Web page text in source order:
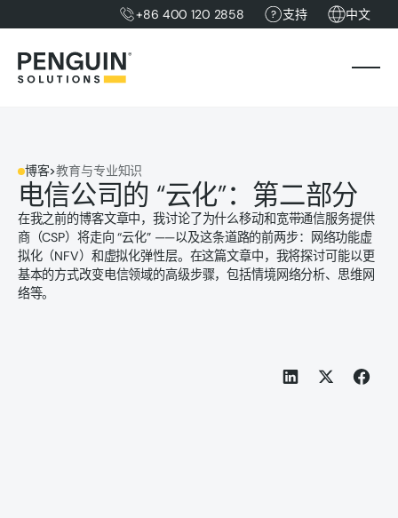
+86 400 120 2858 支持 中文
博客>教育与专业知识
电信公司的 “云化”：第二部分
在我之前的博客文章中，我讨论了为什么移动和宽带通信服务提供
商（CSP）将走向 “云化” ——以及这条道路的前两步：网络功能虚
拟化（NFV）和虚拟化弹性层。在这篇文章中，我将探讨可能以更
基本的方式改变电信领域的高级步骤，包括情境网络分析、思维网
络等。